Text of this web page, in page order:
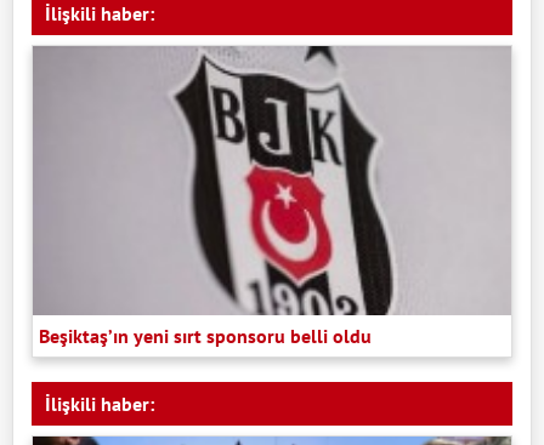
İlişkili haber:
Beşiktaş’ın yeni sırt sponsoru belli oldu
İlişkili haber: